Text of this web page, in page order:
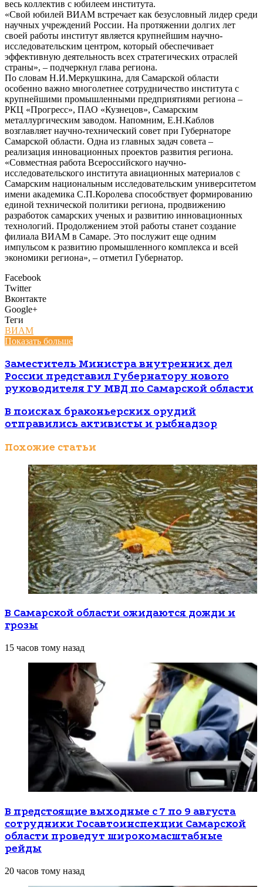
весь коллектив с юбилеем института.
«Свой юбилей ВИАМ встречает как безусловный лидер среди
научных учреждений России. На протяжении долгих лет
своей работы институт является крупнейшим научно-
исследовательским центром, который обеспечивает
эффективную деятельность всех стратегических отраслей
страны», – подчеркнул глава региона.
По словам Н.И.Меркушкина, для Самарской области
особенно важно многолетнее сотрудничество института с
крупнейшими промышленными предприятиями региона –
РКЦ «Прогресс», ПАО «Кузнецов», Самарским
металлургическим заводом. Напомним, Е.Н.Каблов
возглавляет научно-технический совет при Губернаторе
Самарской области. Одна из главных задач совета –
реализация инновационных проектов развития региона.
«Совместная работа Всероссийского научно-
исследовательского института авиационных материалов с
Самарским национальным исследовательским университетом
имени академика С.П.Королева способствует формированию
единой технической политики региона, продвижению
разработок самарских ученых и развитию инновационных
технологий. Продолжением этой работы станет создание
филиала ВИАМ в Самаре. Это послужит еще одним
импульсом к развитию промышленного комплекса и всей
экономики региона», – отметил Губернатор.
Facebook
Twitter
Вконтакте
Google+
Теги
ВИАМ
Показать больше
Заместитель Министра внутренних дел
России представил Губернатору нового
руководителя ГУ МВД по Самарской области
В поисках браконьерских орудий
отправились активисты и рыбнадзор
Похожие статьи
В Самарской области ожидаются дожди и
грозы
15 часов тому назад
В предстоящие выходные с 7 по 9 августа
сотрудники Госавтоинспекции Самарской
области проведут широкомасштабные
рейды
20 часов тому назад